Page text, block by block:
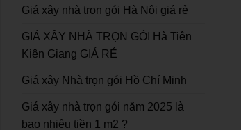
Giá xây nhà trọn gói Hà Nội giá rẻ
GIÁ XÂY NHÀ TRỌN GÓI Hà Tiên
Kiên Giang GIÁ RẺ
Giá xây Nhà trọn gói Hồ Chí Minh
Giá xây nhà trọn gói năm 2025 là
bao nhiêu tiền 1 m2 ?